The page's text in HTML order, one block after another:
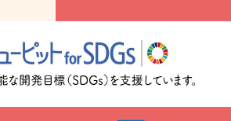
いのマナー
お祝いを贈るときのマナー・
トのお祝いコラム一覧
誕生日のお花を「色
結婚祝いの予算相場
出産祝いお役立ち情